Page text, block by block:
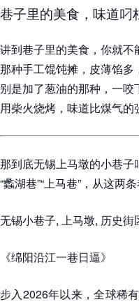
巷子里的美食，味道叼
讲到巷子里的美食，你就
那种手工馄饨摊，皮薄馅
别是加了葱油的那种，一
用柴火烧烤，味道比煤气的
那到底无锡上马墩的小巷
“蠡湖巷”“上马巷”，从这两
无锡小巷子, 上马墩, 历史
《绵阳沿江一巷日逼》
步入2026年以来，全球稀